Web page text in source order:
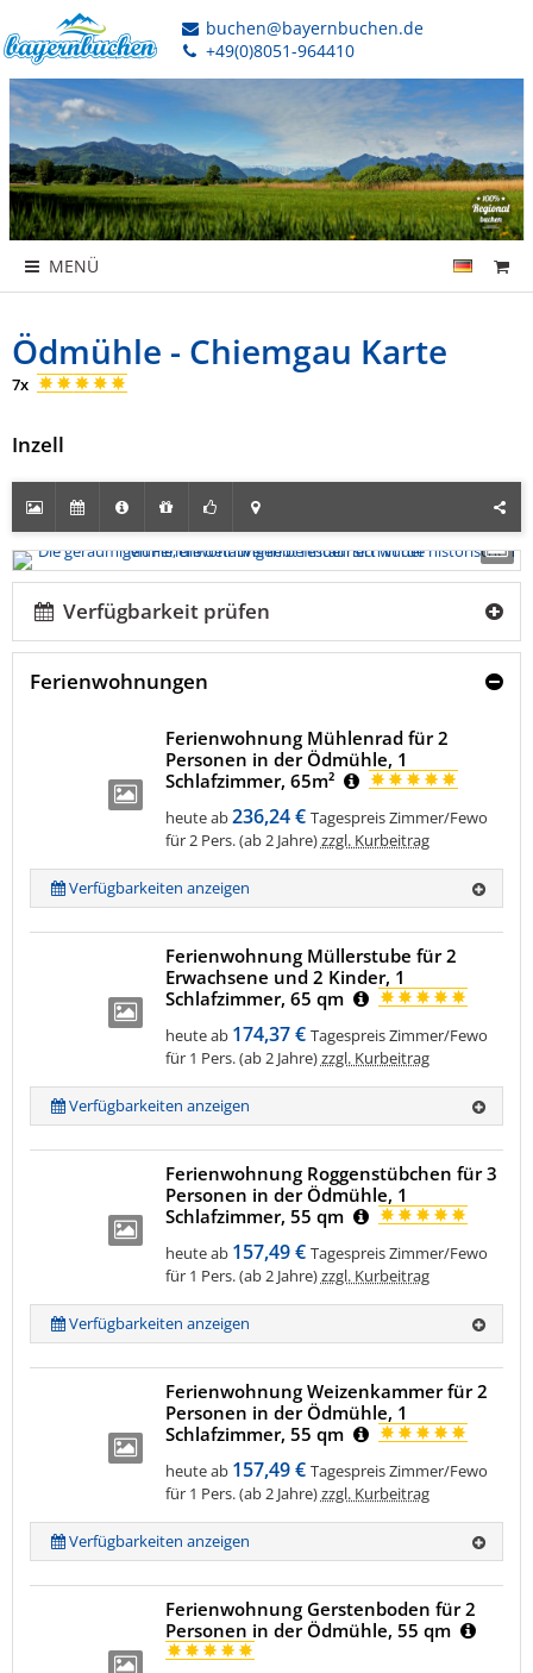
buchen@bayernbuchen.de
+49(0)8051-964410
MENÜ
Ödmühle - Chiemgau Karte
7x
Inzell
Verfügbarkeit prüfen
Ferienwohnungen
Ferienwohnung Mühlenrad für 2
Personen in der Ödmühle, 1
Schlafzimmer, 65m²
heute ab236,24 € Tagespreis Zimmer/Fewo
für 2 Pers. (ab 2 Jahre)zzgl. Kurbeitrag
Verfügbarkeiten anzeigen
Ferienwohnung Müllerstube für 2
Erwachsene und 2 Kinder, 1
Schlafzimmer, 65 qm
heute ab 174,37 € Tagespreis Zimmer/Fewo
für 1 Pers. (ab 2 Jahre)zzgl. Kurbeitrag
Verfügbarkeiten anzeigen
Ferienwohnung Roggenstübchen für 3
Personen in der Ödmühle, 1
Schlafzimmer, 55 qm
heute ab 157,49 € Tagespreis Zimmer/Fewo
für 1 Pers. (ab 2 Jahre)zzgl. Kurbeitrag
Verfügbarkeiten anzeigen
Ferienwohnung Weizenkammer für 2
Personen in der Ödmühle, 1
Schlafzimmer, 55 qm
heute ab 157,49 € Tagespreis Zimmer/Fewo
für 1 Pers. (ab 2 Jahre)zzgl. Kurbeitrag
Verfügbarkeiten anzeigen
Ferienwohnung Gerstenboden für 2
Personen in der Ödmühle, 55 qm